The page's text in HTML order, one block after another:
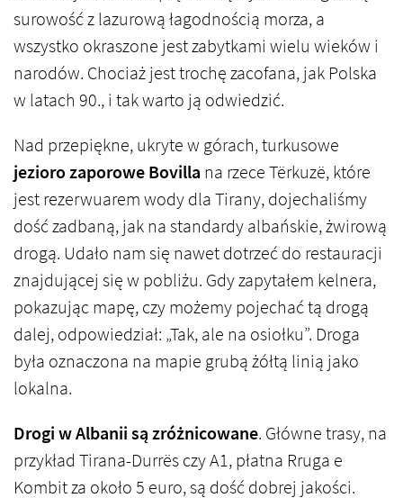
surowość z lazurową łagodnością morza, a
wszystko okraszone jest zabytkami wielu wieków i
narodów. Chociaż jest trochę zacofana, jak Polska
w latach 90., i tak warto ją odwiedzić.
Nad przepiękne, ukryte w górach, turkusowe
jezioro zaporowe Bovilla na rzece Tërkuzë, które
jest rezerwuarem wody dla Tirany, dojechaliśmy
dość zadbaną, jak na standardy albańskie, żwirową
drogą. Udało nam się nawet dotrzeć do restauracji
znajdującej się w pobliżu. Gdy zapytałem kelnera,
pokazując mapę, czy możemy pojechać tą drogą
dalej, odpowiedział: „Tak, ale na osiołku”. Droga
była oznaczona na mapie grubą żółtą linią jako
lokalna.
Drogi w Albanii są zróżnicowane. Główne trasy, na
przykład Tirana-Durrës czy A1, płatna Rruga e
Kombit za około 5 euro, są dość dobrej jakości.